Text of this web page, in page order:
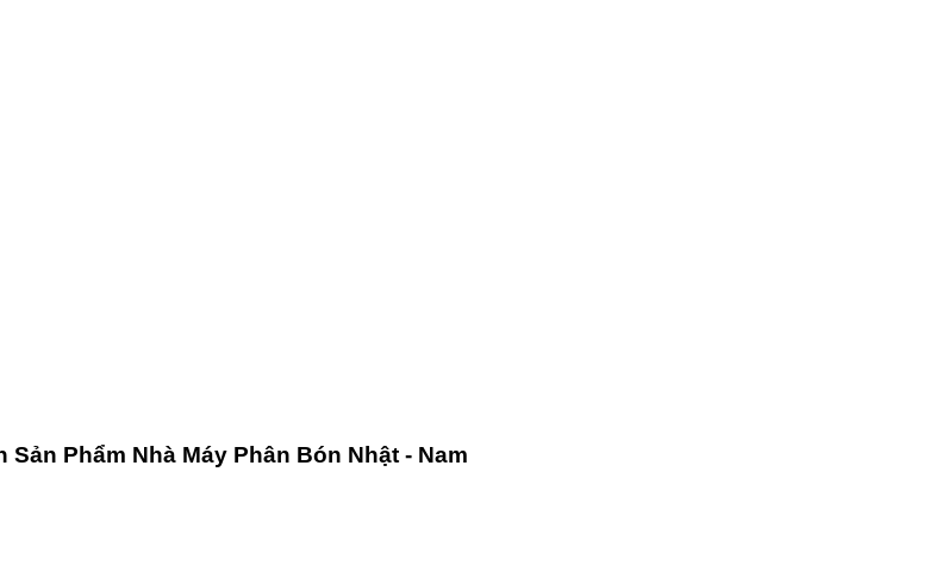
Phẩm Nhà Máy Phân Bón Nhật - Nam